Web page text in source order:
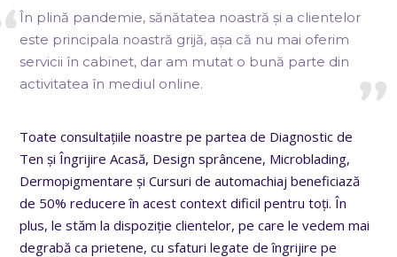
În plină pandemie, sănătatea noastră și a clientelor
este principala noastră grijă, așa că nu mai oferim
servicii în cabinet, dar am mutat o bună parte din
activitatea în mediul online.
Toate consultațiile noastre pe partea de Diagnostic de
Ten și Îngrijire Acasă, Design sprâncene, Microblading,
Dermopigmentare și Cursuri de automachiaj beneficiază
de 50% reducere în acest context dificil pentru toți. În
plus, le stăm la dispoziție clientelor, pe care le vedem mai
degrabă ca prietene, cu sfaturi legate de îngrijire pe